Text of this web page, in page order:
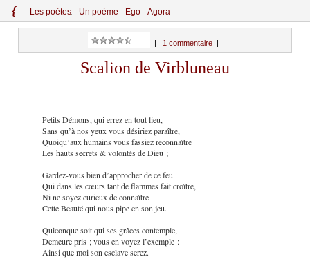
{ Les poètes Un poème Ego Agora
1 commentaire|
Scalion de Virbluneau
Petits Démons, qui errez en tout lieu,
Sans qu’à nos yeux vous désiriez paraître,
Quoiqu’aux humains vous fassiez reconnaître
Les hauts secrets & volontés de Dieu ;
Gardez-vous bien d’approcher de ce feu
Qui dans les cœurs tant de flammes fait croître,
Ni ne soyez curieux de connaître
Cette Beauté qui nous pipe en son jeu.
Quiconque soit qui ses grâces contemple,
Demeure pris ; vous en voyez l’exemple :
Ainsi que moi son esclave serez.